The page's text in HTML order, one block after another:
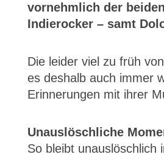
vornehmlich der
Indierocker – samt
Die leider viel zu früh
es deshalb auch immer
Erinnerungen mit ihrer
Unauslöschliche
So bleibt